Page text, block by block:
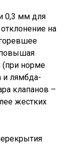
0,3 мм для
на
повышая
(при норме
и лямбда-
клапанов –
жестких